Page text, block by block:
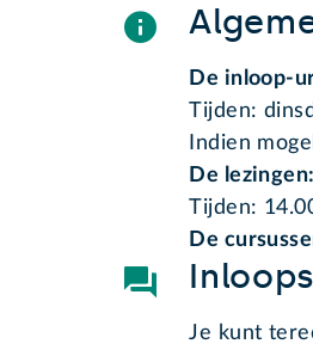
De inloop-
Tijden:
Indien
De
Tijden:
De
Je kunt